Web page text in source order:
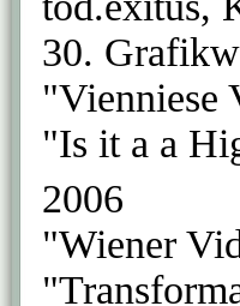
30.
"Vienniese
"Is it a a
2006
"Wiener